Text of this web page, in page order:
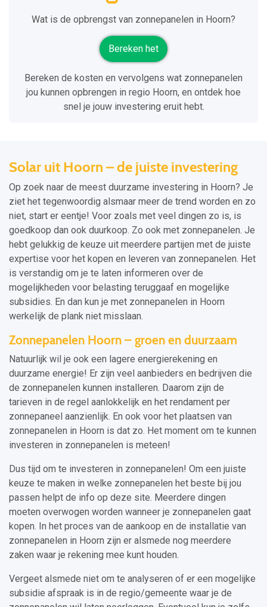
Wat is de opbrengst van zonnepanelen in Hoorn?
Bereken het
Bereken de kosten en vervolgens wat zonnepanelen
jou kunnen opbrengen in regio Hoorn, en ontdek hoe
snel je jouw investering eruit hebt.
Solar uit Hoorn – de juiste investering
Op zoek naar de meest duurzame investering in Hoorn? Je
ziet het tegenwoordig alsmaar meer de trend worden en zo
niet, start er eentje! Voor zoals met veel dingen zo is, is
goedkoop dan ook duurkoop. Zo ook met zonnepanelen. Je
hebt gelukkig de keuze uit meerdere partijen met de juiste
expertise voor het kopen en leveren van zonnepanelen. Het
is verstandig om je te laten informeren over de
mogelijkheden voor belasting teruggaaf en mogelijke
subsidies. En dan kun je met zonnepanelen in Hoorn
werkelijk de plank niet misslaan.
Zonnepanelen Hoorn – groen en duurzaam
Natuurlijk wil je ook een lagere energierekening en
duurzame energie! Er zijn veel aanbieders en bedrijven die
de zonnepanelen kunnen installeren. Daarom zijn de
tarieven in de regel aanlokkelijk en het rendament per
zonnepaneel aanzienlijk. En ook voor het plaatsen van
zonnepanelen in Hoorn is dat zo. Het moment om te kunnen
investeren in zonnepanelen is meteen!
Dus tijd om te investeren in zonnepanelen! Om een juiste
keuze te maken in welke zonnepanelen het beste bij jou
passen helpt de info op deze site. Meerdere dingen
moeten overwogen worden wanneer je zonnepanelen gaat
kopen. In het proces van de aankoop en de installatie van
zonnepanelen in Hoorn zijn er alsmede nog meerdere
zaken waar je rekening mee kunt houden.
Vergeet alsmede niet om te analyseren of er een mogelijke
subsidie afspraak is in de regio/gemeente waar je de